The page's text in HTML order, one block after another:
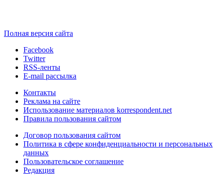
Полная версия сайта
Facebook
Twitter
RSS-ленты
E-mail рассылка
Контакты
Реклама на сайте
Использование материалов korrespondent.net
Правила пользования сайтом
Договор пользования сайтом
Политика в сфере конфиденциальности и персональных
данных
Пользовательское соглашение
Редакция